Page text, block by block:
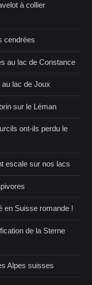
à collier
cendrées
au lac de Constance
lac de Joux
sur le Léman
ont-ils perdu le
escale sur nos lacs
en Suisse romande !
de la Sterne
Alpes suisses